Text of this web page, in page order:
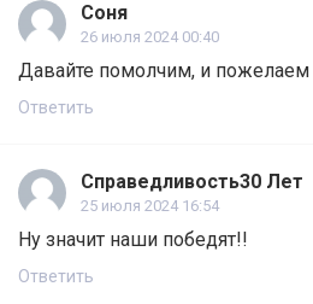
Соня
26 июля 2024 00:40
Давайте помолчим, и
Ответить
Справедливость30 Лет
25 июля 2024 16:54
Ну значит наши победят!!
Ответить